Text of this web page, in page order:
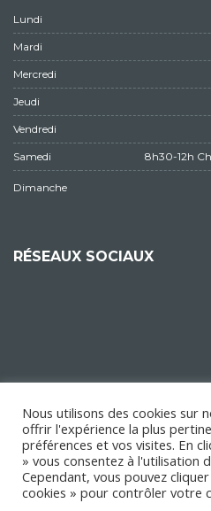
Lundi
Mardi
Mercredi
Jeudi
Vendredi
Samedi 8h30-12h
Dimanche
RÉSEAUX SOCIAUX
Nous utilisons des cookies sur
offrir l'expérience la plus
préférences et vos visites. En
» vous consentez à l'utilisation
Cependant, vous pouvez
cookies » pour contrôler votre